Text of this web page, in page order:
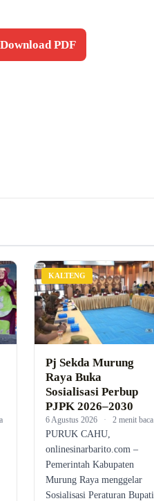
PDF
KALTENG
Pj Sekda Murung
Raya Buka
Sosialisasi Perbup
PJPK 2026–2030
6 Agustus 2026 · 2 menit baca
PURUK CAHU,
onlinesinarbarito.com –
Pemerintah Kabupaten
Murung Raya menggelar
Sosialisasi Peraturan Bupati